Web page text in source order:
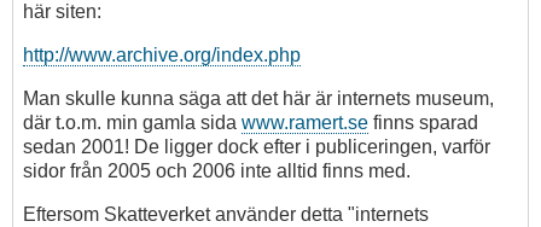
här siten:
http://www.archive.org/index.php
Man skulle kunna säga att det här är internets museum,
där t.o.m. min gamla sida www.ramert.se finns sparad
sedan 2001! De ligger dock efter i publiceringen, varför
sidor från 2005 och 2006 inte alltid finns med.
Eftersom Skatteverket använder detta "internets